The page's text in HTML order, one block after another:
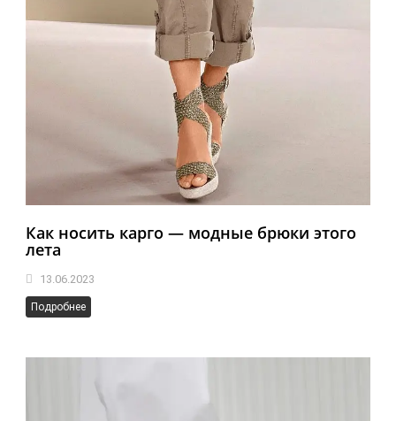
Как носить карго — модные брюки этого
лета
13.06.2023
Подробнее